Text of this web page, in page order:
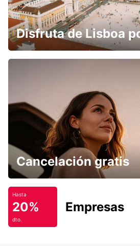
Disfruta de Lisboa
Cancelación gratis
Hasta
20%
dto.
Empresas